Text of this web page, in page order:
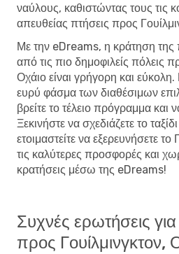
ναύλους, καθιστώντας τους τις
απευθείας πτήσεις προς
Με την eDreams, η κράτηση
από τις πιο δημοφιλείς πόλεις
Οχάιο είναι γρήγορη και
ευρύ φάσμα των διαθέσιμων
βρείτε το τέλειο πρόγραμμα και
Ξεκινήστε να σχεδιάζετε το
ετοιμαστείτε να εξερευνήσετε
τις καλύτερες προσφορές και
κρατήσεις μέσω της eDreams!
Συχνές ερωτήσεις για
προς Γουίλμινγκτον,